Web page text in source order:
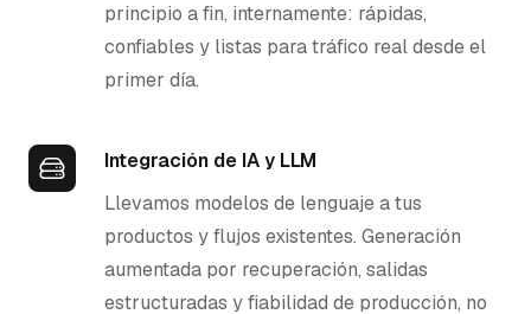
principio a fin, internamente: rápidas,
confiables y listas para tráfico real desde el
primer día.
Integración de IA y LLM
Llevamos modelos de lenguaje a tus
productos y flujos existentes. Generación
aumentada por recuperación, salidas
estructuradas y fiabilidad de producción, no